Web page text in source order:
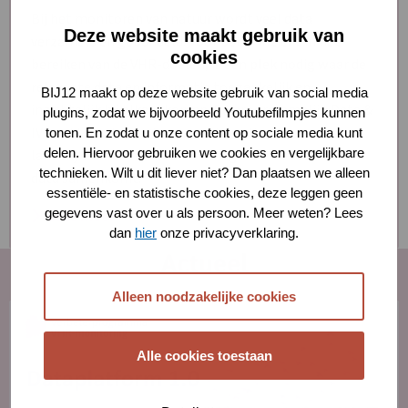
Deze website maakt gebruik van
cookies
BIJ12 maakt op deze website gebruik van social media
plugins, zodat we bijvoorbeeld Youtubefilmpjes kunnen
tonen. En zodat u onze content op sociale media kunt
delen. Hiervoor gebruiken we cookies en vergelijkbare
technieken. Wilt u dit liever niet? Dan plaatsen we alleen
essentiële- en statistische cookies, deze leggen geen
gegevens vast over u als persoon. Meer weten? Lees
dan hier onze privacyverklaring.
Alleen noodzakelijke cookies
Alle cookies toestaan
verzameld en gebundeld. Voor beter inzicht in het
bereiken van de VHR-doelen, is een plek nodig waar de
relevante data en informatie toegankelijk en
inzichtelijk bij elkaar komen. De programmalijn Data &
IV werkt aan het ontwerp en de realisatie van een
landelijke informatievoorziening waar de relevante
data samenkomt.
Lees meer